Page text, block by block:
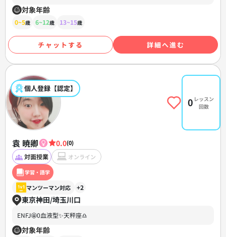
対象年齢
0~5歳 6~12歳 13~15歳
チャットする 詳細へ進む
個人登録【認定】
0 レッスン
回数
袁 暁卿 0.0(0)
対面授業 オンライン
学習・語学
マンツーマン対応 +2
東京神田/埼玉川口
ENFJ🤩0血液型✨天秤座♎️
対象年齢